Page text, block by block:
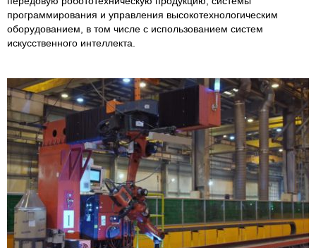
программирования и управления высокотехнологическим
оборудованием, в том числе с использованием систем
искусственного интеллекта.